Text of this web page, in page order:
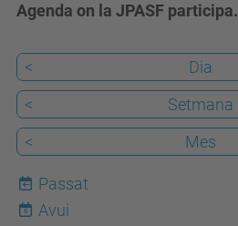
Agenda on la JPASF participa.
< Dia
<
Setmana
<
Mes
Passat
6
Avui